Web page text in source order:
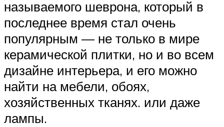
называемого шеврона, который в
последнее время стал очень
популярным — не только в мире
керамической плитки, но и во всем
дизайне интерьера, и его можно
найти на мебели, обоях,
хозяйственных тканях. или даже
лампы.